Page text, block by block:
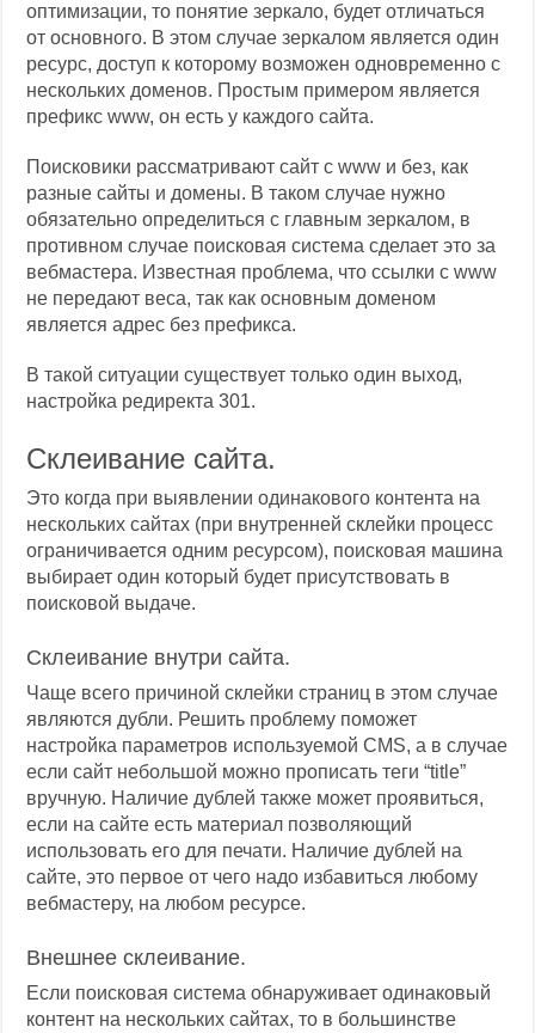
оптимизации, то понятие зеркало, будет отличаться
от основного. В этом случае зеркалом является один
ресурс, доступ к которому возможен одновременно с
нескольких доменов. Простым примером является
префикс www, он есть у каждого сайта.
Поисковики рассматривают сайт с www и без, как
разные сайты и домены. В таком случае нужно
обязательно определиться с главным зеркалом, в
противном случае поисковая система сделает это за
вебмастера. Известная проблема, что ссылки с www
не передают веса, так как основным доменом
является адрес без префикса.
В такой ситуации существует только один выход,
настройка редиректа 301.
Склеивание сайта.
Это когда при выявлении одинакового контента на
нескольких сайтах (при внутренней склейки процесс
ограничивается одним ресурсом), поисковая машина
выбирает один который будет присутствовать в
поисковой выдаче.
Склеивание внутри сайта.
Чаще всего причиной склейки страниц в этом случае
являются дубли. Решить проблему поможет
настройка параметров используемой CMS, а в случае
если сайт небольшой можно прописать теги “title”
вручную. Наличие дублей также может проявиться,
если на сайте есть материал позволяющий
использовать его для печати. Наличие дублей на
сайте, это первое от чего надо избавиться любому
вебмастеру, на любом ресурсе.
Внешнее склеивание.
Если поисковая система обнаруживает одинаковый
контент на нескольких сайтах, то в большинстве